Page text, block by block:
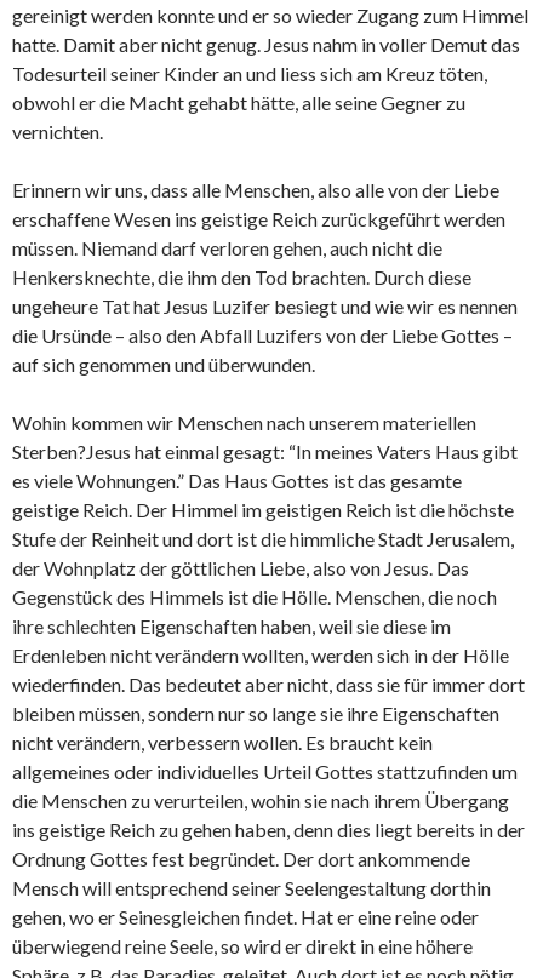
gereinigt werden konnte und er so wieder Zugang zum Himmel
hatte. Damit aber nicht genug. Jesus nahm in voller Demut das
Todesurteil seiner Kinder an und liess sich am Kreuz töten,
obwohl er die Macht gehabt hätte, alle seine Gegner zu
vernichten.
Erinnern wir uns, dass alle Menschen, also alle von der Liebe
erschaffene Wesen ins geistige Reich zurückgeführt werden
müssen. Niemand darf verloren gehen, auch nicht die
Henkersknechte, die ihm den Tod brachten. Durch diese
ungeheure Tat hat Jesus Luzifer besiegt und wie wir es nennen
die Ursünde – also den Abfall Luzifers von der Liebe Gottes –
auf sich genommen und überwunden.
Wohin kommen wir Menschen nach unserem materiellen
Sterben?Jesus hat einmal gesagt: “In meines Vaters Haus gibt
es viele Wohnungen.” Das Haus Gottes ist das gesamte
geistige Reich. Der Himmel im geistigen Reich ist die höchste
Stufe der Reinheit und dort ist die himmliche Stadt Jerusalem,
der Wohnplatz der göttlichen Liebe, also von Jesus. Das
Gegenstück des Himmels ist die Hölle. Menschen, die noch
ihre schlechten Eigenschaften haben, weil sie diese im
Erdenleben nicht verändern wollten, werden sich in der Hölle
wiederfinden. Das bedeutet aber nicht, dass sie für immer dort
bleiben müssen, sondern nur so lange sie ihre Eigenschaften
nicht verändern, verbessern wollen. Es braucht kein
allgemeines oder individuelles Urteil Gottes stattzufinden um
die Menschen zu verurteilen, wohin sie nach ihrem Übergang
ins geistige Reich zu gehen haben, denn dies liegt bereits in der
Ordnung Gottes fest begründet. Der dort ankommende
Mensch will entsprechend seiner Seelengestaltung dorthin
gehen, wo er Seinesgleichen findet. Hat er eine reine oder
überwiegend reine Seele, so wird er direkt in eine höhere